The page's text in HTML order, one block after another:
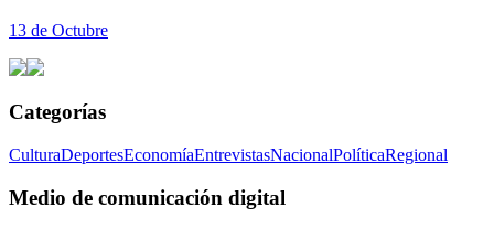
13 de Octubre
Categorías
CulturaDeportesEconomíaEntrevistasNacionalPolíticaRegional
Medio de comunicación digital